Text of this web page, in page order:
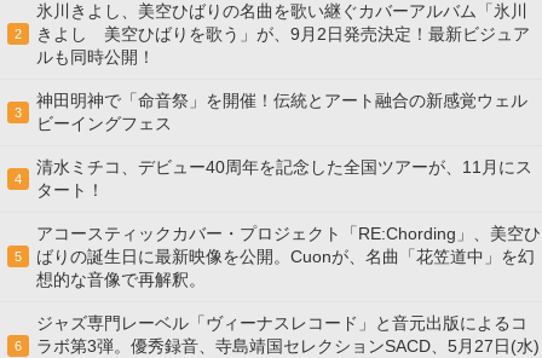
2
氷川きよし、美空ひばりの名曲を歌い継ぐカバーアルバム「氷川
きよし 美空ひばりを歌う」が、9月2日発売決定！最新ビジュア
ルも同時公開！
3
神田明神で「命音祭」を開催！伝統とアート融合の新感覚ウェル
ビーイングフェス
4
清水ミチコ、デビュー40周年を記念した全国ツアーが、11月にス
タート！
5
アコースティックカバー・プロジェクト「RE:Chording」、美空ひ
ばりの誕生日に最新映像を公開。Cuonが、名曲「花笠道中」を幻
想的な音像で再解釈。
6
ジャズ専門レーベル「ヴィーナスレコード」と音元出版によるコ
ラボ第3弾。優秀録音、寺島靖国セレクションSACD、5月27日(水)